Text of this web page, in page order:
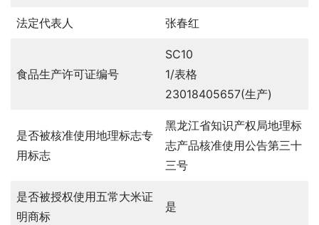
法定代表人 张春红
食品生产许可证编号
SC10
1/表格
23018405657(生产)
是否被核准使用地理标志专
用标志
黑龙江省知识产权局地理标
志产品核准使用公告第三十
三号
是否被授权使用五常大米证
明商标
是